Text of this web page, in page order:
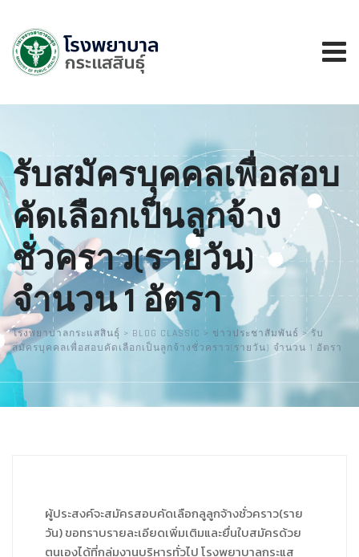
รับสมัครบุคคลเพื่อสอบ
คัดเลือกเป็นลูกจ้าง
ชั่วคราว(รายวัน)
จำนวน 1 อัตรา
โรงพยาบาลกระแสสินธุ์ > BLOG CLASSIC > ข่าวประชาสัมพันธ์ >รับ
สมัครบุคคลเพื่อสอบคัดเลือกเป็นลูกจ้างชั่วคราว(รายวัน) จำนวน 1 อัตรา
ผู้ประสงค์จะสมัครสอบคัดเลือกลูลูกจ้างชั่วคราว(ราย
วัน) ขอทราบรายละเอียดเพิ่มเติมและยื่นใบสมัครด้วย
ตนเองได้ที่กลุ่มงานบริหารทั่วไป โรงพยาบาลกระแส